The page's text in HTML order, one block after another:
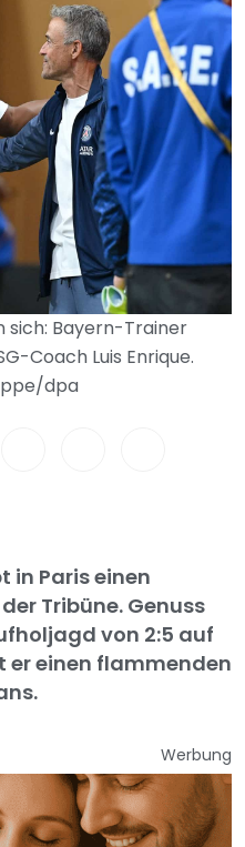
sich: Bayern-Trainer
Coach Luis Enrique.
dpa
in Paris einen
Tribüne. Genuss
von 2:5 auf
er einen flammenden
Werbung